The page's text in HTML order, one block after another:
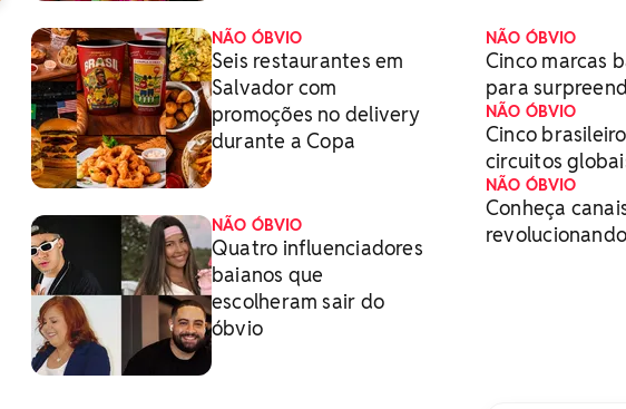
NÃO ÓBVIO
Seis restaurantes em
Salvador com
promoções no delivery
durante a Copa
NÃO ÓBVIO
Cinco marcas
para
NÃO ÓBVIO
Cinco
circuitos
NÃO ÓBVIO
Conheça
NÃO ÓBVIO
Quatro influenciadores
baianos que
escolheram sair do
óbvio